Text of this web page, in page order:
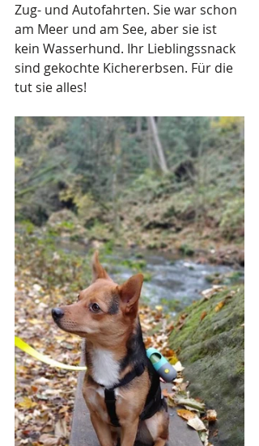
Zug- und Autofahrten. Sie war schon
am Meer und am See, aber sie ist
kein Wasserhund. Ihr Lieblingssnack
sind gekochte Kichererbsen. Für die
tut sie alles!